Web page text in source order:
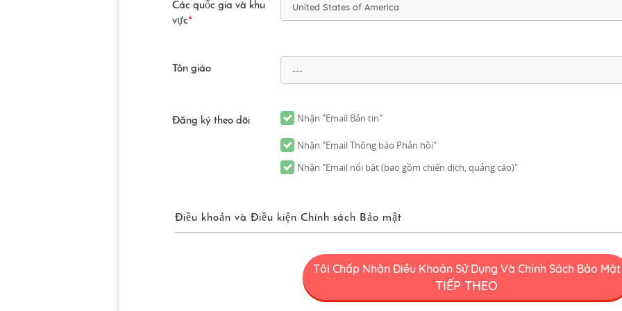
Các quốc gia và khu
vực*
Tôn giáo
Đăng ký theo dõi Nhận "Email Bản tin"
Nhận "Email Thông báo Phản hồi"
Nhận "Email nổi bật (bao gồm chiến dịch, quảng cáo)"
Điều khoản và Điều kiện Chính sách Bảo mật
Điều Khoản Sử Dụng FUN! JAPAN
“FUN! JAPAN” có nghĩa chung là một dự án (“Dự Án FUN! JAPAN”) cung cấp các dịch vụ bao gồm hoạt
(bao gồm nhưng không giới hạn tên miền web [․] có thể sửa đổi hoặc thay đổi vì bất kỳ lý do nào sau
các dịch vụ được cung cấp trên Trang Web (bao gồm nhưng không giới hạn việc cung cấp thông tin và
Tôi Chấp Nhận Điều Khoản Sử Dụng Và Chính Sách Bảo Mật
TIẾP THEO